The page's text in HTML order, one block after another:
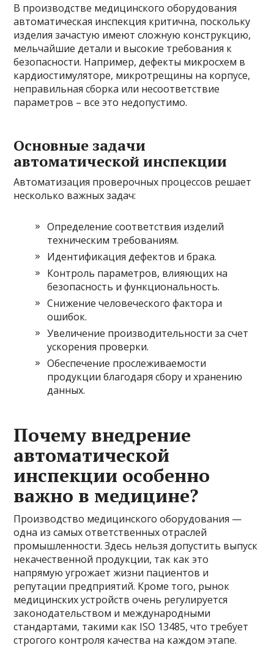
В производстве медицинского оборудования
автоматическая инспекция критична, поскольку
изделия зачастую имеют сложную конструкцию,
мельчайшие детали и высокие требования к
безопасности. Например, дефекты микросхем в
кардиостимуляторе, микротрещины на корпусе,
неправильная сборка или несоответствие
параметров – все это недопустимо.
Основные задачи
автоматической инспекции
Автоматизация проверочных процессов решает
несколько важных задач:
Определение соответствия изделий
техническим требованиям.
Идентификация дефектов и брака.
Контроль параметров, влияющих на
безопасность и функциональность.
Снижение человеческого фактора и
ошибок.
Увеличение производительности за счет
ускорения проверки.
Обеспечение прослеживаемости
продукции благодаря сбору и хранению
данных.
Почему внедрение
автоматической
инспекции особенно
важно в медицине?
Производство медицинского оборудования —
одна из самых ответственных отраслей
промышленности. Здесь нельзя допустить выпуск
некачественной продукции, так как это
напрямую угрожает жизни пациентов и
репутации предприятий. Кроме того, рынок
медицинских устройств очень регулируется
законодательством и международными
стандартами, такими как ISO 13485, что требует
строгого контроля качества на каждом этапе.